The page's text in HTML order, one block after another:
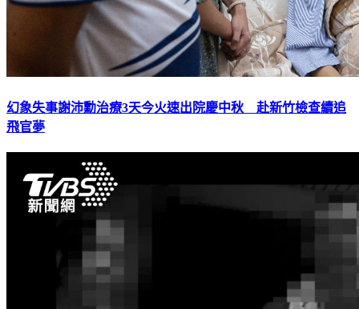
幻象失事謝沛勳治療3天今火速出院慶中秋 赴新竹檢查續追
飛官夢